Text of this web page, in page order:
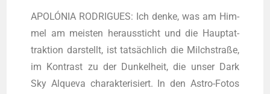
APOLÓNIA RODRIGUES: Ich den­ke, was am Him­
mel am meis­ten her­aus­sticht und die Haupt­at­
trak­ti­on dar­stellt, ist tat­säch­lich die Milch­stra­ße,
im Kon­trast zu der Dun­kel­heit, die unser Dark
Sky Alque­va cha­rak­te­ri­siert. In den Astro-Fotos